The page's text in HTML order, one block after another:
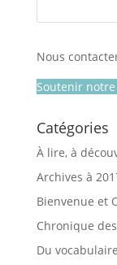
Nous
Soutenir
Catégories
À lire, à
Archives à
Bienvenue et
Chronique
Du